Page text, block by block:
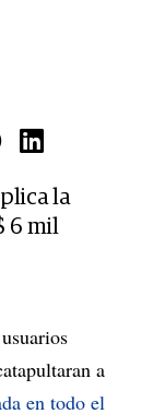
la
6 mil
a
en todo el